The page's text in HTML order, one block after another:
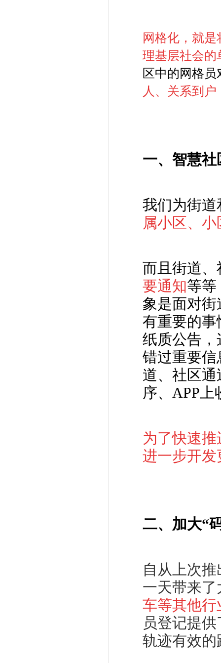
网格化，就
理基层社会的
区中的网格员
人、关系到户
一、 智慧社
我们为街
属小区、
而且街道
要通知等等
象是面对街
有重要的
纸质公告
错过重要
道、社区
序、APP
为了快速
进一步开
二、 加大“
自从上次
一天带来
车等其他
员登记提
轨迹有效的